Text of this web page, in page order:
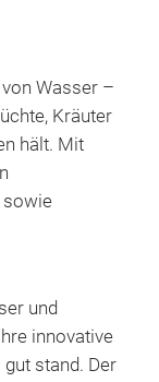
Wasser –
Kräuter
hält. Mit
sowie
und
innovative
stand. Der